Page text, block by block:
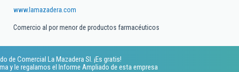
www.lamazadera.com
Comercio al por menor de productos farmacéuticos
de Comercial La Mazadera Sl. ¡Es gratis!
y le regalamos el Informe Ampliado de esta empresa